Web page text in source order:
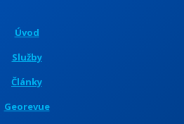
Úvod
Služby
Články
Georevue